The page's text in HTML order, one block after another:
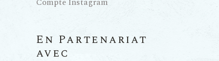
En Partenariat
avec